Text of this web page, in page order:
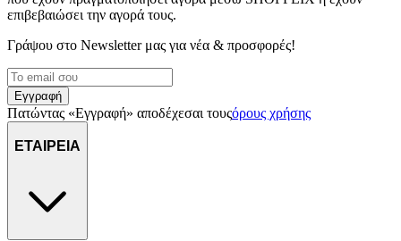
επιβεβαιώσει την αγορά τους.
Γράψου στο Νewsletter μας για νέα & προσφορές!
Εγγραφή
Πατώντας «Εγγραφή» αποδέχεσαι τουςόρους χρήσης
ΕΤΑΙΡΕΙΑ